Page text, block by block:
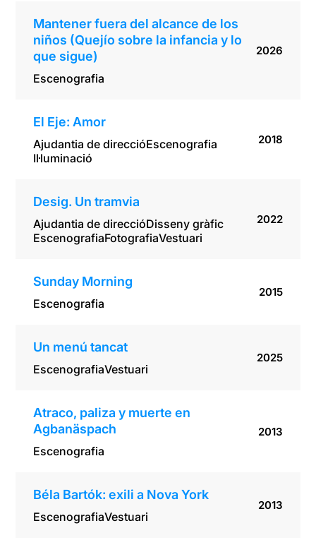
Mantener fuera del alcance de los
niños (Quejío sobre la infancia y lo
que sigue)
Escenografia
2026
El Eje: Amor
Ajudantia de direccióEscenografia
Il·luminació
2018
Desig. Un tramvia
Ajudantia de direccióDisseny gràfic
EscenografiaFotografiaVestuari
2022
Sunday Morning
Escenografia
2015
Un menú tancat
EscenografiaVestuari
2025
Atraco, paliza y muerte en
Agbanäspach
Escenografia
2013
Béla Bartók: exili a Nova York
EscenografiaVestuari
2013